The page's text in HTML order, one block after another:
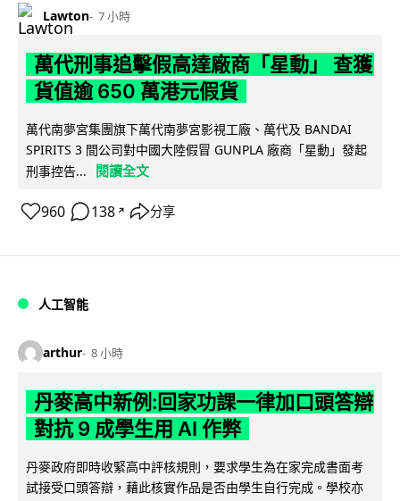
Lawton 7 小時
萬代刑事追擊假高達廠商「星動」 查獲
貨值逾 650 萬港元假貨
萬代南夢宮集團旗下萬代南夢宮影視工廠、萬代及 BANDAI
SPIRITS 3 間公司對中國大陸假冒 GUNPLA 廠商「星動」發起
刑事控告...
閱讀全文
960 138 ↗ 分享
人工智能
arthur 8 小時
丹麥高中新例:回家功課一律加口頭答辯
對抗 9 成學生用 AI 作弊
丹麥政府即時收緊高中評核規則，要求學生為在家完成書面考
試接受口頭答辯，藉此核實作品是否由學生自行完成。學校亦